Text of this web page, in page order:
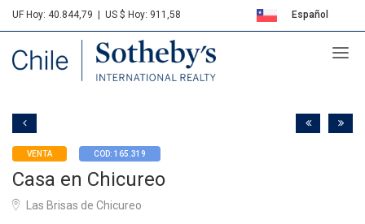
UF Hoy: 40.844,79 US $ Hoy: 911,58 Español
Sotheby's
VENTA COD: 165.319
Casa en Chicureo
Las Brisas de Chicureo